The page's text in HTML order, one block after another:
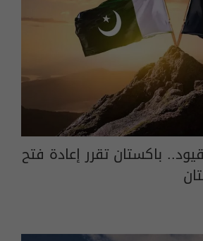
القيود.. باكستان تقرر إعادة فتح